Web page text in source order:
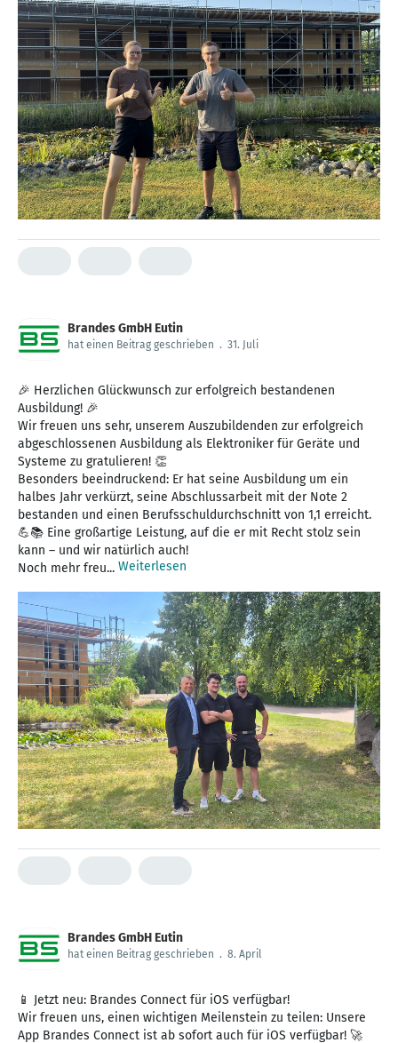
Brandes GmbH Eutin
hat einen Beitrag geschrieben . 31. Juli
🎉 Herzlichen Glückwunsch zur erfolgreich bestandenen
Ausbildung! 🎉
Wir freuen uns sehr, unserem Auszubildenden zur erfolgreich
abgeschlossenen Ausbildung als Elektroniker für Geräte und
Systeme zu gratulieren! 👏
Besonders beeindruckend: Er hat seine Ausbildung um ein
halbes Jahr verkürzt, seine Abschlussarbeit mit der Note 2
bestanden und einen Berufsschuldurchschnitt von 1,1 erreicht.
💪📚 Eine großartige Leistung, auf die er mit Recht stolz sein
kann – und wir natürlich auch!
Noch mehr freu... Weiterlesen
Brandes GmbH Eutin
hat einen Beitrag geschrieben . 8. April
📱 Jetzt neu: Brandes Connect für iOS verfügbar!
Wir freuen uns, einen wichtigen Meilenstein zu teilen: Unsere
App Brandes Connect ist ab sofort auch für iOS verfügbar! 🚀